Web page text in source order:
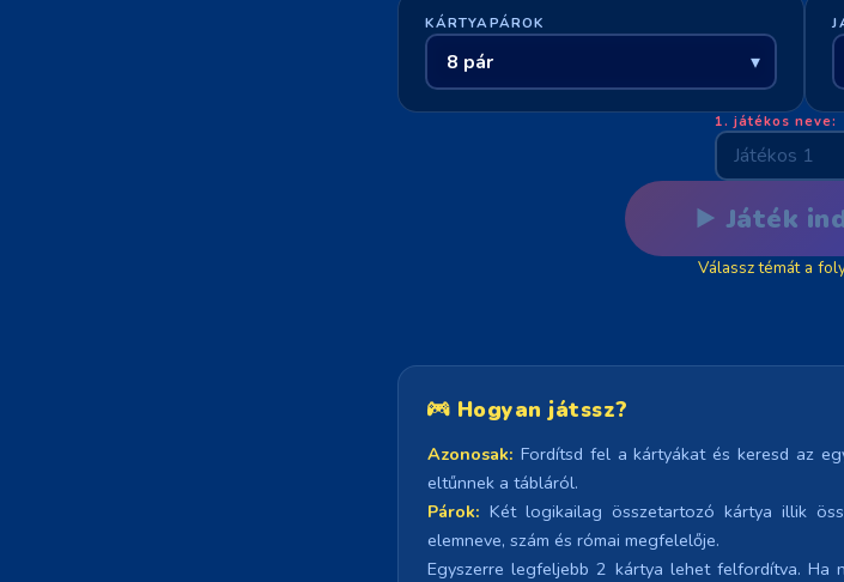
KÁRTYAPÁROK
1. játékos neve:
Játék
Válassz témát a
Hogyan játssz?
Azonosak: Fordítsd fel a kártyákat és keresd az
eltűnnek a tábláról.
Párok: Két logikailag összetartozó kártya illik
elemneve, szám és római megfelelője.
Egyszerre legfeljebb 2 kártya lehet felfordítva. Ha